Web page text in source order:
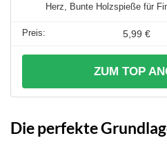
Herz, Bunte Holzspieße für
5,99 €
ZUM TOP
Die perfekte